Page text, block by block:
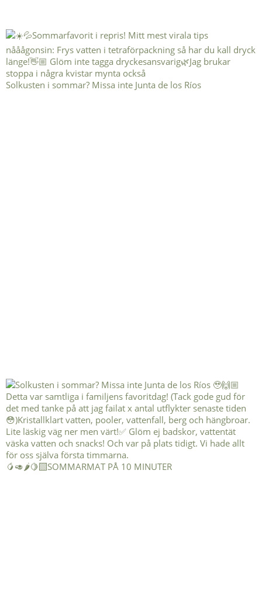
Solkusten i sommar? Missa inte Junta de los Ríos
🥭🥑🌶️🍋‍🟩SOMMARMAT PÅ 10 MINUTER